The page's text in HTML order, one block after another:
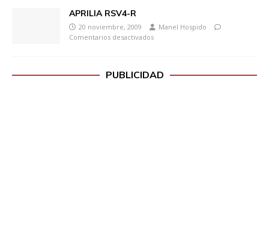
APRILIA RSV4-R
20 noviembre, 2009
Manel Hospido
Comentarios desactivados
PUBLICIDAD